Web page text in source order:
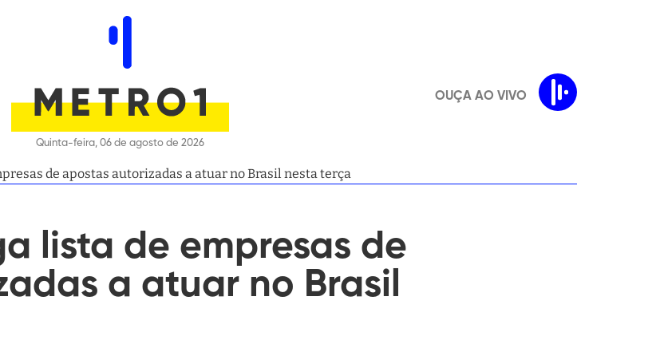
Quinta-feira, 06 de agosto de 2026
OUÇA AO VIVO
Governo divulga lista de empresas de apostas autorizadas a atuar no Brasil nesta terça
lista de empresas de
a atuar no Brasil